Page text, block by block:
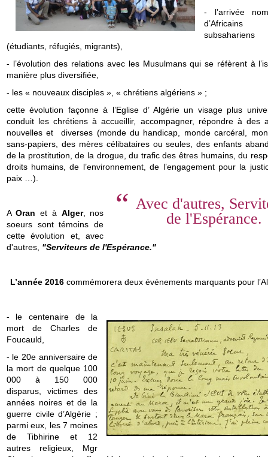
- l’arrivée
d’Africains
subsahariens
(étudiants, réfugiés, migrants),
- l’évolution des relations avec les Musulmans qui se réfèrent à
manière plus diversifiée,
- les « nouveaux disciples », « chrétiens algériens » ;
cette évolution façonne à l’Eglise d’ Algérie un visage plus
conduit les chrétiens à accueillir, accompagner, répondre à des
nouvelles et diverses (monde du handicap, monde carcéral,
sans-papiers, des mères célibataires ou seules, des enfants
de la prostitution, de la drogue, du trafic des êtres humains, du
droits humains, de l’environnement, de l’engagement pour la
paix …).
Avec d'autres,
de l'Espérance.
AOran et à Alger, nos
soeurs sont témoins de
cette évolution et, avec
d'autres, "Serviteurs de l'Espérance."
L’année 2016commémorera deux événements marquants pour
- le centenaire de la
mort de Charles de
Foucauld,
- le 20e anniversaire de
la mort de quelque 100
000 à 150 000
disparus, victimes des
années noires et de la
guerre civile d’Algérie ;
parmi eux, les 7 moines
de Tibhirine et 12
autres religieux, Mgr